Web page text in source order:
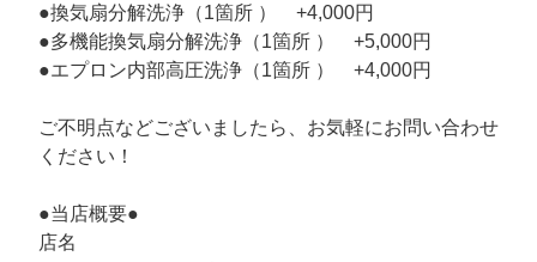
●換気扇分解洗浄（1箇所 ） +4,000円
●多機能換気扇分解洗浄（1箇所 ） +5,000円
●エプロン内部高圧洗浄（1箇所 ） +4,000円
ご不明点などございましたら、お気軽にお問い合わせ
ください！
●当店概要●
店名